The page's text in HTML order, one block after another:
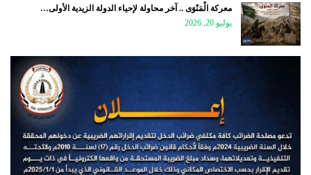
معركة الْمَنْوَى .. آخر محاولة لإحياء الدولة الزيدية الأولى…
يوليو 20, 2026